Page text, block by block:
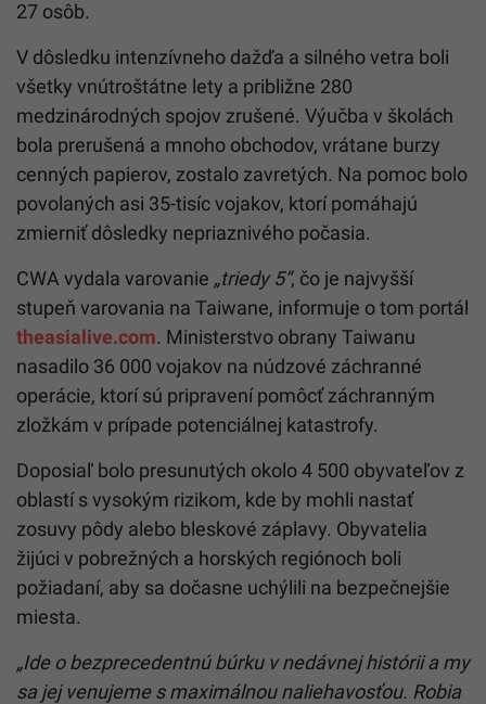
27 osôb.
V dôsledku intenzívneho dažďa a silného vetra boli
všetky vnútroštátne lety a približne 280
medzinárodných spojov zrušené. Výučba v školách
bola prerušená a mnoho obchodov, vrátane burzy
cenných papierov, zostalo zavretých. Na pomoc bolo
povolaných asi 35-tisíc vojakov, ktorí pomáhajú
zmierniť dôsledky nepriaznivého počasia.
CWA vydala varovanie „triedy 5“, čo je najvyšší
stupeň varovania na Taiwane, informuje o tom portál
theasialive.com. Ministerstvo obrany Taiwanu
nasadilo 36 000 vojakov na núdzové záchranné
operácie, ktorí sú pripravení pomôcť záchranným
zložkám v prípade potenciálnej katastrofy.
Doposiaľ bolo presunutých okolo 4 500 obyvateľov z
oblastí s vysokým rizikom, kde by mohli nastať
zosuvy pôdy alebo bleskové záplavy. Obyvatelia
žijúci v pobrežných a horských regiónoch boli
požiadaní, aby sa dočasne uchýlili na bezpečnejšie
miesta.
„Ide o bezprecedentnú búrku v nedávnej histórii a my
sa jej venujeme s maximálnou naliehavosťou. Robia